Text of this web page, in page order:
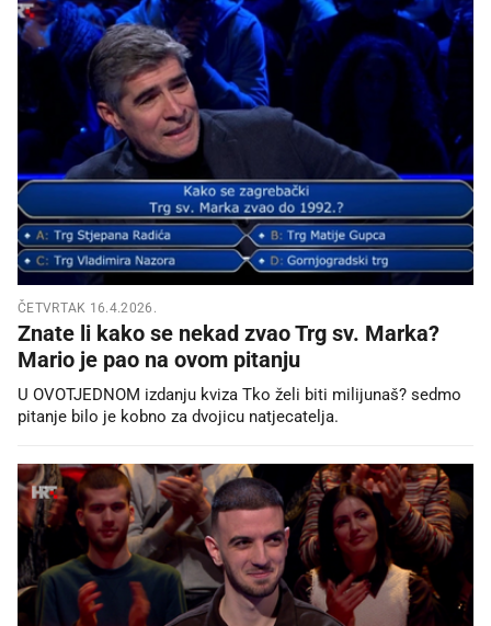
ČETVRTAK 16.4.2026.
Znate li kako se nekad zvao Trg sv. Marka?
Mario je pao na ovom pitanju
U OVOTJEDNOM izdanju kviza Tko želi biti milijunaš? sedmo
pitanje bilo je kobno za dvojicu natjecatelja.